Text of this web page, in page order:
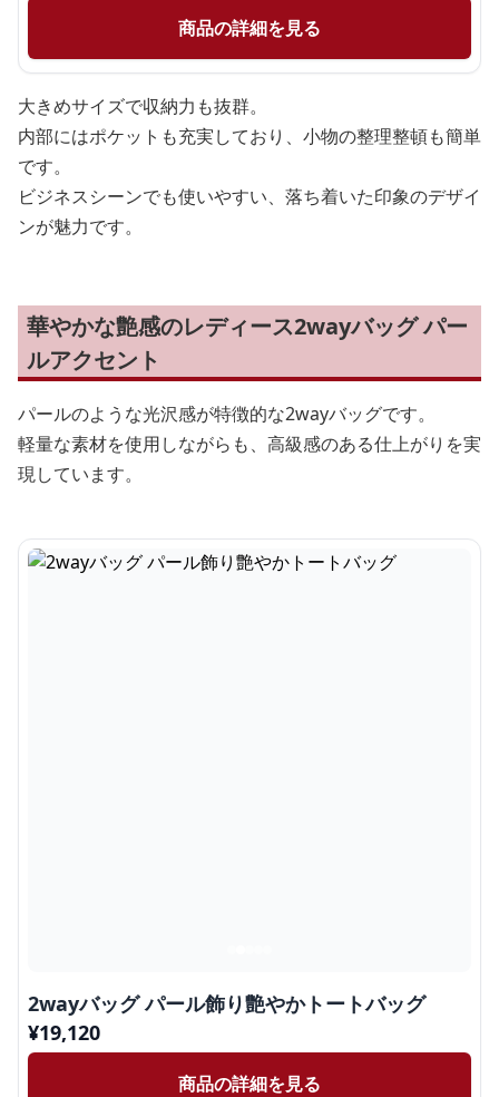
商品の詳細を見る
大きめサイズで収納力も抜群。
内部にはポケットも充実しており、小物の整理整頓も簡単
です。
ビジネスシーンでも使いやすい、落ち着いた印象のデザイ
ンが魅力です。
華やかな艶感のレディース2wayバッグ パー
ルアクセント
パールのような光沢感が特徴的な2wayバッグです。
軽量な素材を使用しながらも、高級感のある仕上がりを実
現しています。
2wayバッグ パール飾り艶やかトートバッグ
¥19,120
商品の詳細を見る